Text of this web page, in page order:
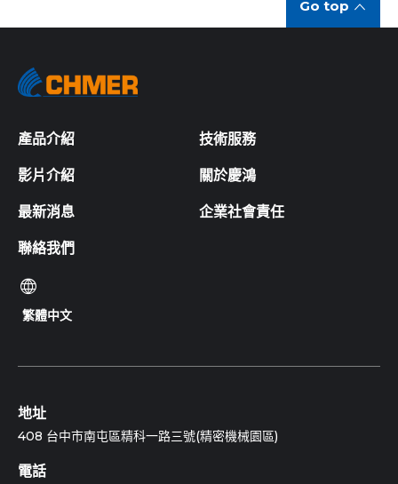
Go top
產品介紹 技術服務
影片介紹 關於慶鴻
最新消息 企業社會責任
聯絡我們
繁體中文
地址
408 台中市南屯區精科一路三號(精密機械園區)
電話